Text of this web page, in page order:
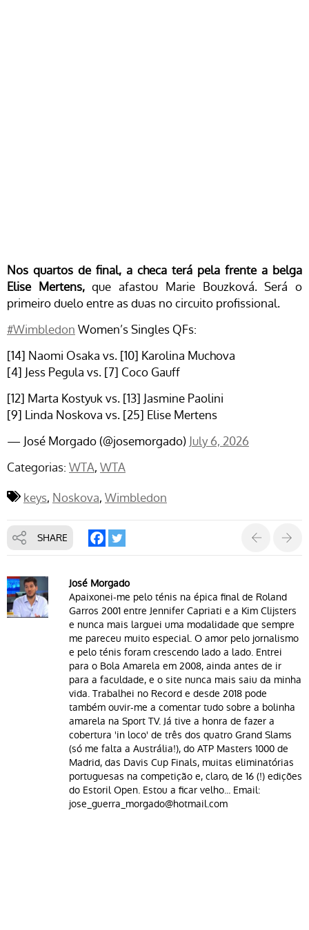
Nos quartos de final, a checa terá pela frente a belga
Elise Mertens,que afastou Marie Bouzková. Será o
primeiro duelo entre as duas no circuito profissional.
#Wimbledon Women’s Singles QFs:
[14] Naomi Osaka vs. [10] Karolina Muchova
[4] Jess Pegula vs. [7] Coco Gauff
[12] Marta Kostyuk vs. [13] Jasmine Paolini
[9] Linda Noskova vs. [25] Elise Mertens
— José Morgado (@josemorgado) July 6, 2026
Categorias: WTA WTA
keys Noskova Wimbledon
SHARE
José Morgado
Apaixonei-me pelo ténis na épica final de Roland
Garros 2001 entre Jennifer Capriati e a Kim Clijsters
e nunca mais larguei uma modalidade que sempre
me pareceu muito especial. O amor pelo jornalismo
e pelo ténis foram crescendo lado a lado. Entrei
para o Bola Amarela em 2008, ainda antes de ir
para a faculdade, e o site nunca mais saiu da minha
vida. Trabalhei no Record e desde 2018 pode
também ouvir-me a comentar tudo sobre a bolinha
amarela na Sport TV. Já tive a honra de fazer a
cobertura 'in loco' de três dos quatro Grand Slams
(só me falta a Austrália!), do ATP Masters 1000 de
Madrid, das Davis Cup Finals, muitas eliminatórias
portuguesas na competição e, claro, de 16 (!) edições
do Estoril Open. Estou a ficar velho... Email:
jose_guerra_morgado@hotmail.com